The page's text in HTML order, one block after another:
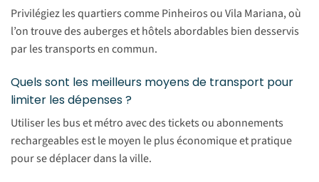
Privilégiez les quartiers comme Pinheiros ou Vila Mariana, où
l’on trouve des auberges et hôtels abordables bien desservis
par les transports en commun.
Quels sont les meilleurs moyens de transport pour
limiter les dépenses ?
Utiliser les bus et métro avec des tickets ou abonnements
rechargeables est le moyen le plus économique et pratique
pour se déplacer dans la ville.